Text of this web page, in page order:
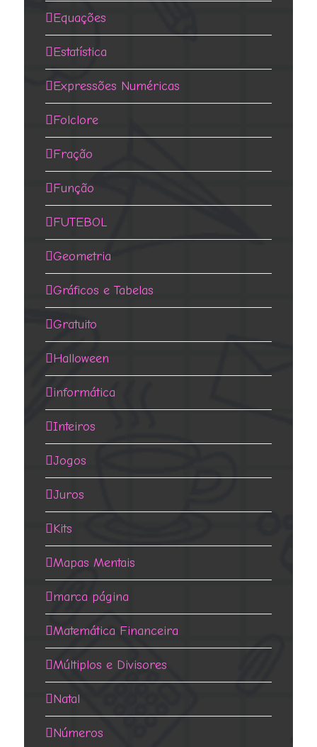
Equações
Estatística
Expressões Numéricas
Folclore
Fração
Função
FUTEBOL
Geometria
Gráficos e Tabelas
Gratuito
Halloween
informática
Inteiros
Jogos
Juros
Kits
Mapas Mentais
marca página
Matemática Financeira
Múltiplos e Divisores
Natal
Números